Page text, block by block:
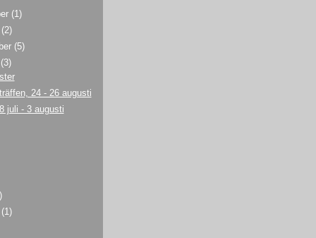
(1)
(2)
(5)
(3)
24 - 26 augusti
juli - 3 augusti
(1)